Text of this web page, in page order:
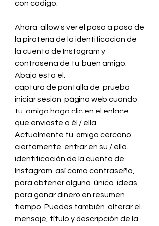
con código.
Ahora  allow's ver el paso a paso de
la piratería de la identificación de
la cuenta de Instagram y
contraseña de tu  buen amigo.
Abajo esta el.
captura de pantalla de  prueba
iniciar sesión  página web cuando
tu  amigo haga clic en el enlace
que enviaste a él / ella.
Actualmente tu  amigo cercano
ciertamente  entrar en su / ella.
identificación de la cuenta de
Instagram  así como contraseña,
para obtener alguna  único  ideas
para ganar dinero en resumen
tiempo. Puedes también  alterar el.
mensaje, título y descripción de la